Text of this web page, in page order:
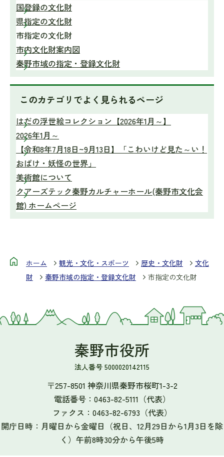
国登録の文化財
県指定の文化財
市指定の文化財
市内文化財案内図
秦野市域の指定・登録文化財
このカテゴリでよく見られるページ
はだの浮世絵コレクション【2026年1月～】
2026年1月～
【令和8年7月18日~9月13日】「こわいけど見た～い！
おばけ・妖怪の世界」
美術館について
クアーズテック秦野カルチャーホール(秦野市文化会
館) ホームページ
ホーム 観光・文化・スポーツ 歴史・文化財
文化
財
秦野市域の指定・登録文化財 市指定の文化財
秦野市役所
法人番号 5000020142115
〒257-8501 神奈川県秦野市桜町1-3-2
電話番号： 0463-82-5111 （代表）
ファクス： 0463-82-6793 （代表）
開庁日時：月曜日から金曜日（祝日、12月29日から1月3日を除
く）午前8時30分から午後5時